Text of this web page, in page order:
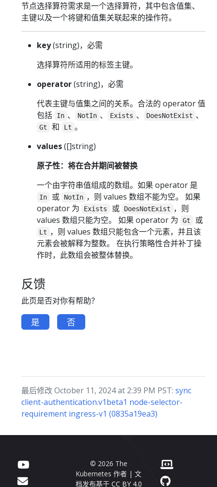
节点选择算符需求是一个选择算符，其中包含值集、
主键以及一个将键和值集关联起来的操作符。
key(string)，必需
选择算符所适用的标签主键。
operator(string)，必需
代表主键与值集之间的关系。合法的 operator 值
包括
In 、 NotIn 、 Exists 、 DoesNotExist 、
Gt 和 Lt 。
values([]string)
原子性：将在合并期间被替换
一个由字符串值组成的数组。如果 operator 是
In 或 NotIn ，则 values 数组不能为空。 如果
operator 为
Exists 或 DoesNotExist ，则
values 数组只能为空。 如果 operator 为
Gt 或
Lt ，则 values 数组只能包含一个元素，并且该
元素会被解释为整数。 在执行策略性合并补丁操
作时，此数组会被整体替换。
反馈
此页是否对你有帮助？
是 否
最后修改 October 11, 2024 at 2:39 PM PST: sync
client-authentication.v1beta1 node-selector-
requirement ingress-v1 (0835a19ea3)
© 2026 The
Kubernetes 作者 | 文
档发布基于 CC BY 4.0